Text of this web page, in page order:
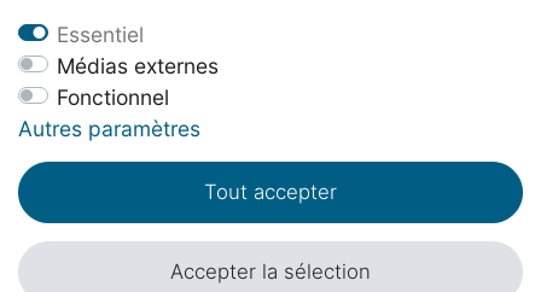
Droit de rétractation
Contact Élimination des piles
*Les prix indiqués incluent la TVA à 19% en EUR, plusfrais d'expédition.
Essentiel
Médias externes
Fonctionnel
Autres paramètres
Tout accepter
Accepter la sélection